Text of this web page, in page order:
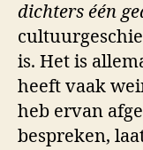
dichters één
is. Het is
heeft vaak
heb ervan
bespreken,